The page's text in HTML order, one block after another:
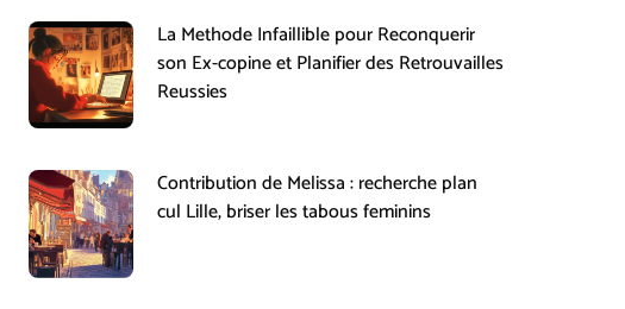
La Methode Infaillible pour Reconquerir
son Ex-copine et Planifier des Retrouvailles
Reussies
Contribution de Melissa : recherche plan
cul Lille, briser les tabous feminins